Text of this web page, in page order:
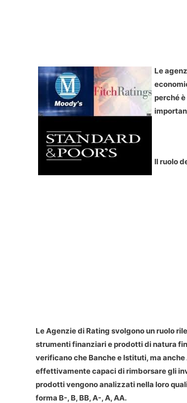
Le
perché
Il ruolo
Le Agenzie di Rating svolgono un ruolo
strumenti finanziari e prodotti di natura
verificano che Banche e Istituti, ma
effettivamente capaci di rimborsare gli
prodotti vengono analizzati nella loro
forma B-, B, BB, A-, A, AA.